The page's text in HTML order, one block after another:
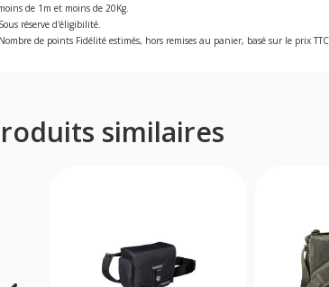
de 1m et moins de 20Kg.
réserve d'éligibilité.
de points Fidélité estimés, hors remises au panier, basé sur le prix
similaires